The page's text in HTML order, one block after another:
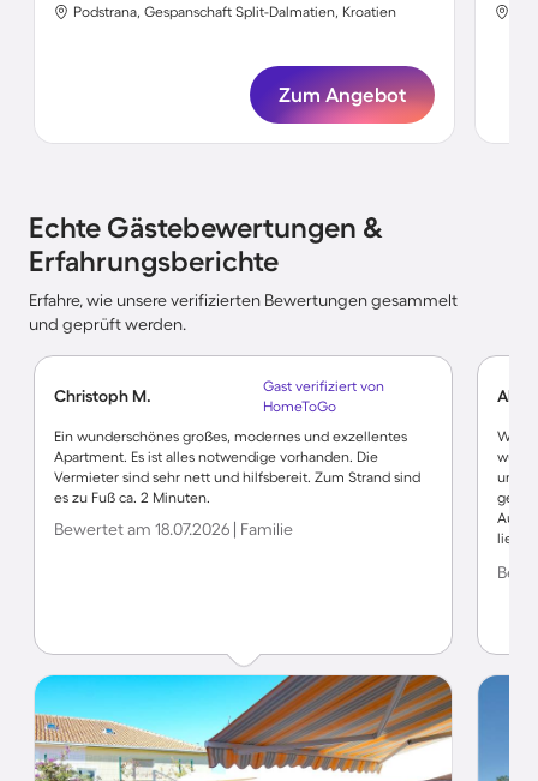
Podstrana, Gespanschaft Split-Dalmatien, Kroatien
Zum Angebot
Echte Gästebewertungen &
Erfahrungsberichte
Erfahre, wie unsere verifizierten Bewertungen gesammelt
und geprüft werden.
Christoph M.
Gast verifiziert von
HomeToGo
Ein wunderschönes großes, modernes und exzellentes
Apartment. Es ist alles notwendige vorhanden. Die
Vermieter sind sehr nett und hilfsbereit. Zum Strand sind
es zu Fuß ca. 2 Minuten.
Bewertet am 18.07.2026 | Familie
Wir
uns
Lage